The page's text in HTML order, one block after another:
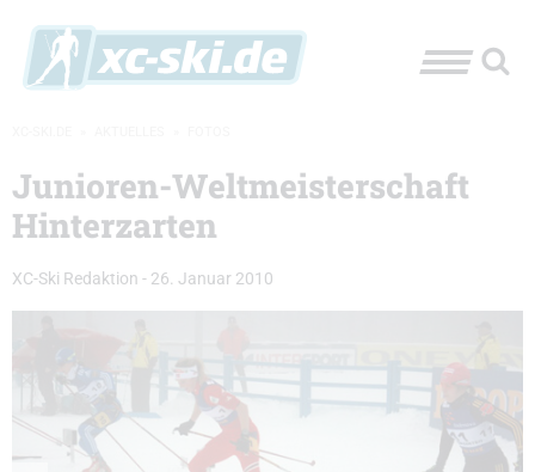
Junioren-Weltmeisterschaft
Hinterzarten
XC-Ski Redaktion - 26. Januar 2010